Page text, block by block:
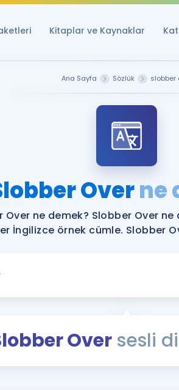
Kitaplar ve Kaynaklar
Ana Sayfa Sözlük slobber
Overne
Over ne demek? Slobber Over
İngilizce örnek cümle. Slobber
Over sesli